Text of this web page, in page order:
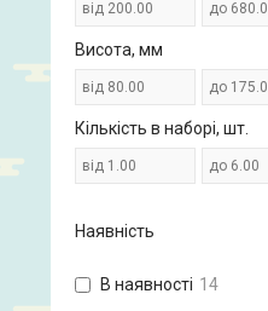
Висота, мм
Кількість в наборі, шт.
Наявність
В наявності 14